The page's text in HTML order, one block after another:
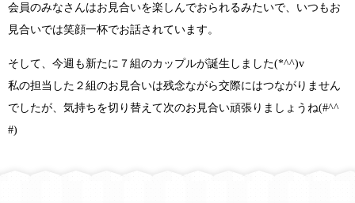
会員のみなさんはお見合いを楽しんでおられるみたいで、いつもお
見合いでは笑顔一杯でお話されています。
そして、今週も新たに７組のカップルが誕生しました(*^^)v
私の担当した２組のお見合いは残念ながら交際にはつながりません
でしたが、気持ちを切り替えて次のお見合い頑張りましょうね(#^^
#)